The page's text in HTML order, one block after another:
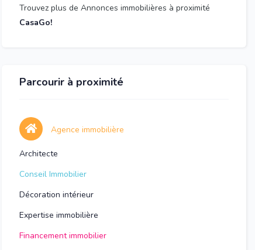
Trouvez plus de Annonces immobilières à proximité
CasaGo!
Parcourir à proximité
Agence immobilière
Architecte
Conseil Immobilier
Décoration intérieur
Expertise immobilière
Financement immobilier